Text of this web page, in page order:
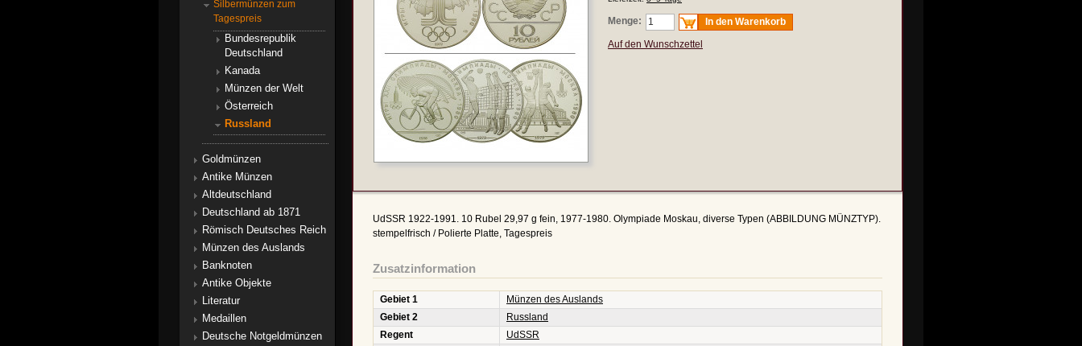
Menge:
In den Warenkorb
Auf den Wunschzettel
UdSSR 1922-1991. 10 Rubel 29,97 g fein, 1977-1980. Olympiade Moskau, diverse Typen (ABBILDUNG MÜNZTYP).
stempelfrisch / Polierte Platte, Tagespreis
Zusatzinformation
Gebiet 1
Münzen des Auslands
Gebiet 2
Russland
Regent
UdSSR
Silbermünzen zum
Tagespreis
Bundesrepublik
Deutschland
Kanada
Münzen der Welt
Österreich
Russland
Goldmünzen
Antike Münzen
Altdeutschland
Deutschland ab 1871
Römisch Deutsches Reich
Münzen des Auslands
Banknoten
Antike Objekte
Literatur
Medaillen
Deutsche Notgeldmünzen